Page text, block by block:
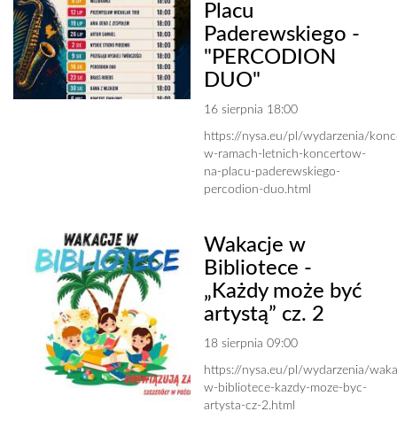
Placu
Paderewskiego -
"PERCODION
DUO"
16 sierpnia 18:00
https://nysa.eu/pl/wydarzenia/
w-ramach-letnich-koncertow-
na-placu-paderewskiego-
percodion-duo.html
Wakacje w
Bibliotece -
„Każdy może być
artystą” cz. 2
18 sierpnia 09:00
https://nysa.eu/pl/wydarzenia/
w-bibliotece-kazdy-moze-byc-
artysta-cz-2.html